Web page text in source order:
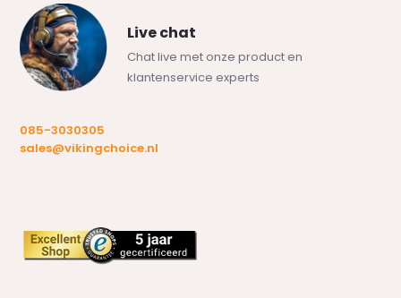
Live chat
Chat live met onze product en
klantenservice experts
085-3030305
sales@vikingchoice.nl